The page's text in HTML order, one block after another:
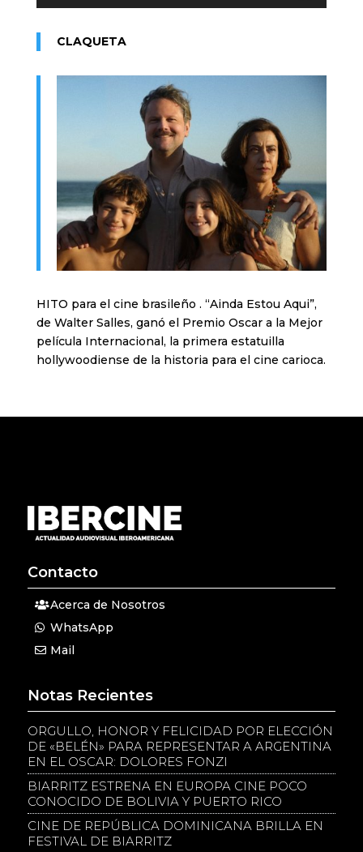
CLAQUETA
HITO para el cine brasileño . “Ainda Estou Aqui”,
de Walter Salles, ganó el Premio Oscar a la Mejor
película Internacional, la primera estatuilla
hollywoodiense de la historia para el cine carioca.
Contacto
Acerca de Nosotros
WhatsApp
Mail
Notas Recientes
ORGULLO, HONOR Y FELICIDAD POR ELECCIÓN
DE «BELÉN» PARA REPRESENTAR A ARGENTINA
EN EL OSCAR: DOLORES FONZI
BIARRITZ ESTRENA EN EUROPA CINE POCO
CONOCIDO DE BOLIVIA Y PUERTO RICO
CINE DE REPÚBLICA DOMINICANA BRILLA EN
FESTIVAL DE BIARRITZ